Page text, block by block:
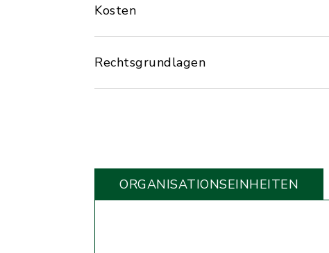
Kosten
Rechtsgrundlagen
ORGANISATIONS­EINHEITEN